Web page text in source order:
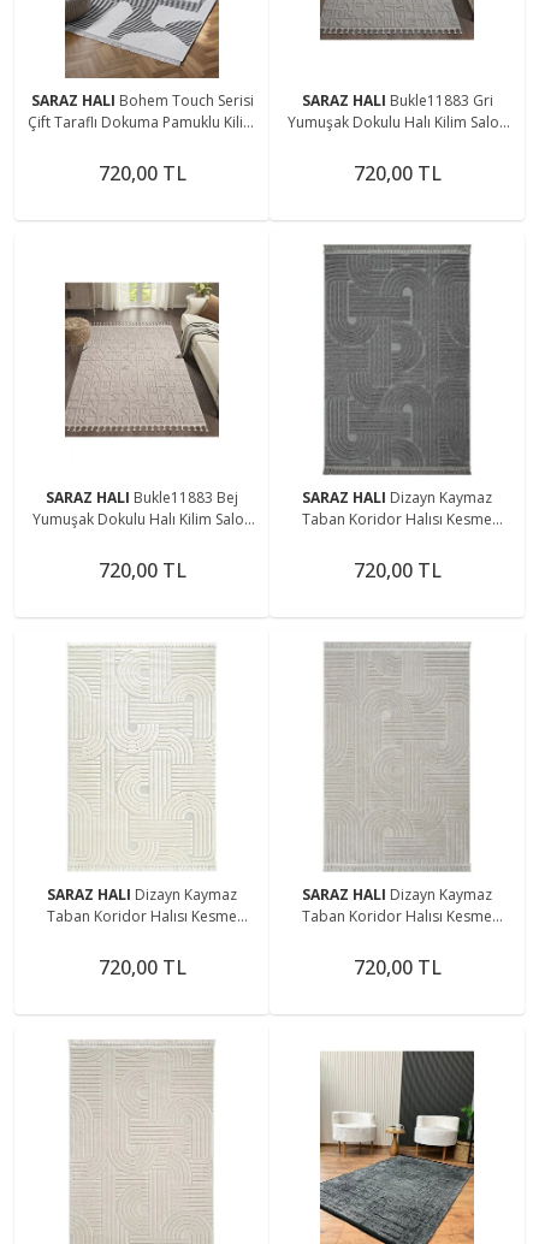
SARAZ HALI Bohem Touch Serisi
Çift Taraflı Dokuma Pamuklu Kilim
720,00 TL
SARAZ HALI Bukle11883 Gri
Yumuşak Dokulu Halı Kilim Salon
Dokuma Makine Halısı
720,00 TL
SARAZ HALI Bukle11883 Bej
Yumuşak Dokulu Halı Kilim Salon
Dokuma Makine Halısı
720,00 TL
SARAZ HALI Dizayn Kaymaz
Taban Koridor Halısı Kesme
Halısı 1090 ANTRASİT
720,00 TL
SARAZ HALI Dizayn Kaymaz
Taban Koridor Halısı Kesme
Halısı 1090 KREM
720,00 TL
SARAZ HALI Dizayn Kaymaz
Taban Koridor Halısı Kesme
Halısı 1090 GRİ
720,00 TL